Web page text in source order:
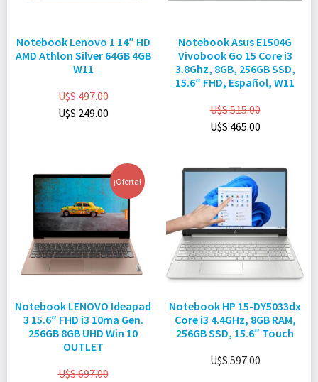
Notebook Lenovo 1 14″ HD
AMD Athlon Silver 64GB 4GB
W11
U$S497.00
U$S 249.00
Notebook Asus E1504G
Vivobook Go 15 Core i3
3.8Ghz, 8GB, 256GB SSD,
15.6″ FHD, Español, W11
U$S515.00
U$S 465.00
¡Oferta!
Notebook LENOVO Ideapad
3 15.6″ FHD i3 10ma Gen.
256GB 8GB UHD Win 10
OUTLET
U$S697.00
Notebook HP 15-DY5033dx
Core i3 4.4GHz, 8GB RAM,
256GB SSD, 15.6″ Touch
U$S 597.00